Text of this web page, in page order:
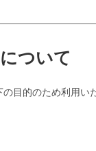
ついて
目的のため利用い